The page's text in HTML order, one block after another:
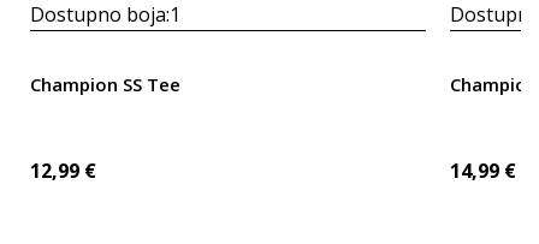
Dostupno boja:1
Champion SS Tee
12,99 € 14,99 €